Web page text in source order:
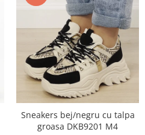
Sneakers bej/negru cu talpa
groasa DKB9201 M4